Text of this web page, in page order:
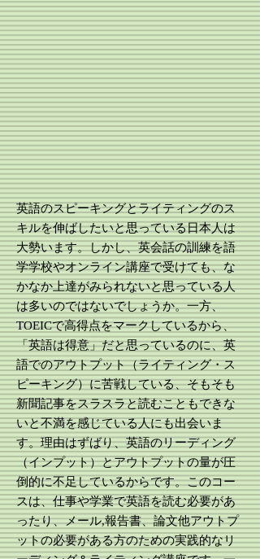
英語のスピーキングとライティングのス
キルを伸ばしたいと思っている日本人は
大勢います。しかし、英会話の訓練を語
学学校やオンライン講座で受けても、な
かなか上達がみられないと思っている人
は多いのではないでしょうか。一方、
TOEICで高得点をマークしているから、
「英語は得意」だと思っているのに、英
語でのアウトプット（ライティング・ス
ピーキング）に苦戦している、そもそも
新聞記事をスラスラと読むこともできな
いと不満を感じている人にも出会いま
す。理由はずばり、英語のリーディング
（インプット）とアウトプットの量が圧
倒的に不足しているからです。このコー
スは、仕事や学業で英語を読む必要があ
ったり、メール,報告書、論文他アウトプ
ットの必要がある方のための実践的なリ